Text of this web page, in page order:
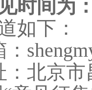
时间为
如下：
：北京